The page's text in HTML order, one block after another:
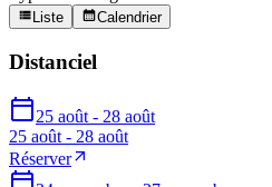
Liste Calendrier
Distanciel
25 août - 28 août
25 août - 28 août
Réserver